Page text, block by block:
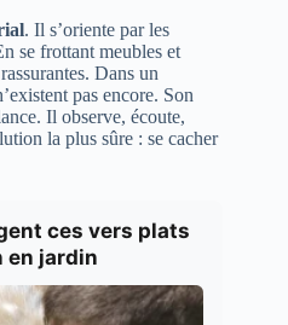
. Il s’oriente par les
se frottant meubles et
rassurantes. Dans un
pas encore. Son
Il observe, écoute,
la plus sûre : se cacher
ces vers plats
en jardin